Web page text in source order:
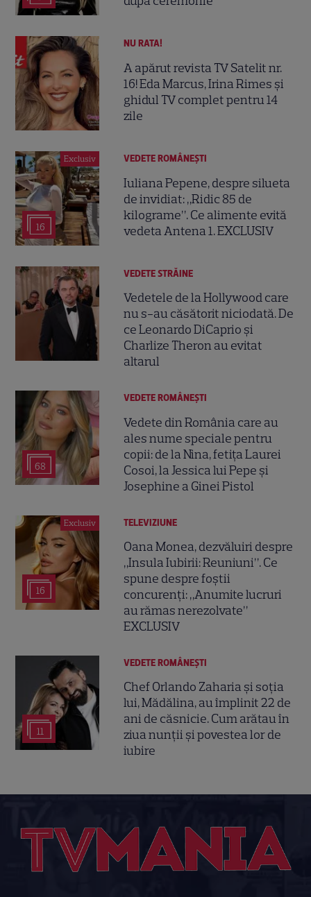
NU RATA!
A apărut revista TV Satelit nr.
16! Eda Marcus, Irina Rimes și
ghidul TV complet pentru 14
zile
Exclusiv
16
VEDETE ROMÂNEŞTI
Iuliana Pepene, despre silueta
de invidiat: „Ridic 85 de
kilograme”. Ce alimente evită
vedeta Antena 1. EXCLUSIV
VEDETE STRĂINE
Vedetele de la Hollywood care
nu s-au căsătorit niciodată. De
ce Leonardo DiCaprio și
Charlize Theron au evitat
altarul
68
VEDETE ROMÂNEŞTI
Vedete din România care au
ales nume speciale pentru
copii: de la Nina, fetița Laurei
Cosoi, la Jessica lui Pepe și
Josephine a Ginei Pistol
Exclusiv
16
TELEVIZIUNE
Oana Monea, dezvăluiri despre
„Insula Iubirii: Reuniuni”. Ce
spune despre foștii
concurenți: „Anumite lucruri
au rămas nerezolvate”
EXCLUSIV
11
VEDETE ROMÂNEŞTI
Chef Orlando Zaharia și soția
lui, Mădălina, au împlinit 22 de
ani de căsnicie. Cum arătau în
ziua nunții și povestea lor de
iubire